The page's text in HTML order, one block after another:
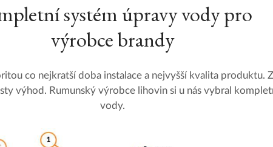
systém úpravy vody pro
výrobce brandy
co nejkratší doba instalace a nejvyšší kvalita produktu.
výhod. Rumunský výrobce lihovin si u nás vybral
vody.